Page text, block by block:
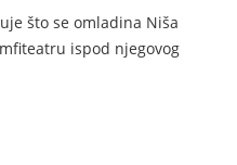
što se omladina Niša
ispod njegovog